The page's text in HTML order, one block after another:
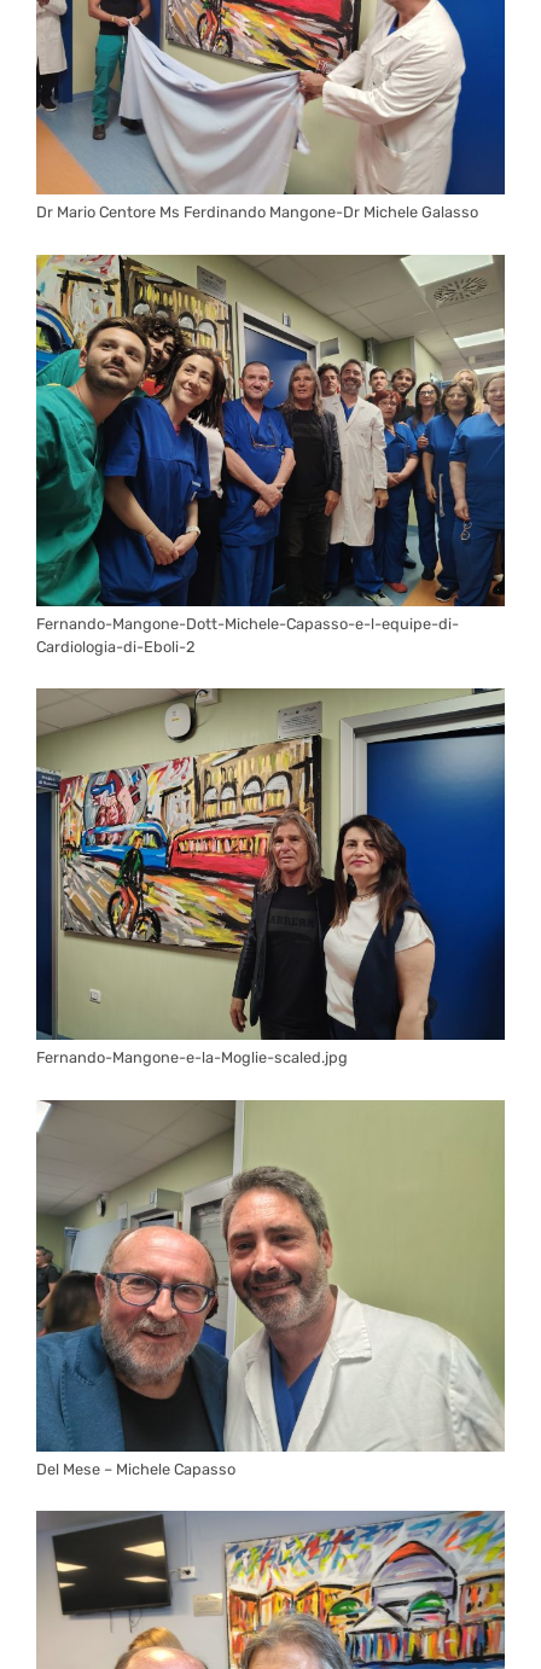
Dr Mario Centore Ms Ferdinando Mangone-Dr Michele Galasso
Fernando-Mangone-Dott-Michele-Capasso-e-l-equipe-di-
Cardiologia-di-Eboli-2
Fernando-Mangone-e-la-Moglie-scaled.jpg
Del Mese – Michele Capasso